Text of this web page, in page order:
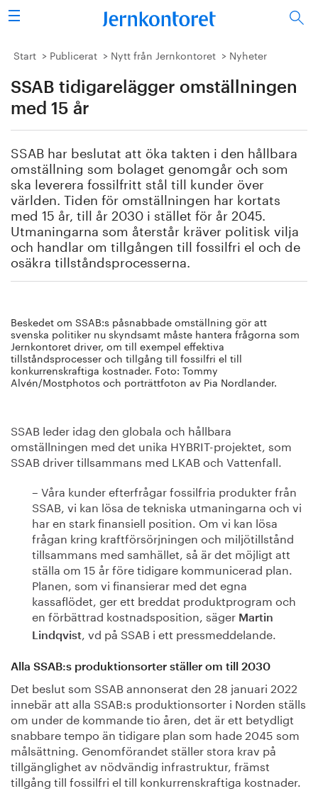
Sök
Stålindustrin
Vision 2050
Energi/miljö
Vi tycker
Publicerat
Bildbank
Start Publicerat Nytt från Jernkontoret Nyheter
SSAB tidigarelägger omställningen
med 15 år
SSAB har beslutat att öka takten i den hållbara
omställning som bolaget genomgår och som
ska leverera fossilfritt stål till kunder över
världen. Tiden för omställningen har kortats
med 15 år, till år 2030 i stället för år 2045.
Utmaningarna som återstår kräver politisk vilja
och handlar om tillgången till fossilfri el och de
osäkra tillståndsprocesserna.
Beskedet om SSAB:s påsnabbade omställning gör att
svenska politiker nu skyndsamt måste hantera frågorna som
Jernkontoret driver, om till exempel effektiva
tillståndsprocesser och tillgång till fossilfri el till
konkurrenskraftiga kostnader. Foto: Tommy
Alvén/Mostphotos och porträttfoton av Pia Nordlander.
SSAB leder idag den globala och hållbara
omställningen med det unika HYBRIT-projektet, som
SSAB driver tillsammans med LKAB och Vattenfall.
– Våra kunder efterfrågar fossilfria produkter från
SSAB, vi kan lösa de tekniska utmaningarna och vi
har en stark finansiell position. Om vi kan lösa
frågan kring kraftförsörjningen och miljötillstånd
tillsammans med samhället, så är det möjligt att
ställa om 15 år före tidigare kommunicerad plan.
Planen, som vi finansierar med det egna
kassaflödet, ger ett breddat produktprogram och
en förbättrad kostnadsposition, säger Martin
Lindqvist, vd på SSAB i ett pressmeddelande.
Alla SSAB:s produktionsorter ställer om till 2030
Det beslut som SSAB annonserat den 28 januari 2022
innebär att alla SSAB:s produktionsorter i Norden ställs
om under de kommande tio åren, det är ett betydligt
snabbare tempo än tidigare plan som hade 2045 som
målsättning. Genomförandet ställer stora krav på
tillgänglighet av nödvändig infrastruktur, främst
tillgång till fossilfri el till konkurrenskraftiga kostnader.